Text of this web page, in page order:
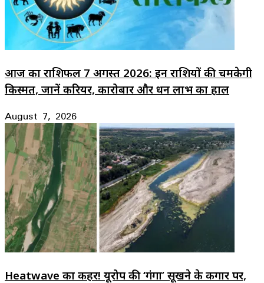
आज का राशिफल 7 अगस्त 2026: इन राशियों की चमकेगी
किस्मत, जानें करियर, कारोबार और धन लाभ का हाल
August 7, 2026
Heatwave का कहर! यूरोप की ‘गंगा’ सूखने के कगार पर,